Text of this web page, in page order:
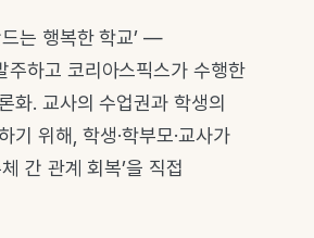
는 행복한 학교’ —
주하고 코리아스픽스가 수행한
화. 교사의 수업권과 학생의
기 위해, 학생·학부모·교사가
간 관계 회복’을 직접